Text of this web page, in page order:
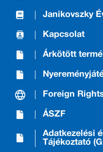
Janikovszky
Kapcsolat
Árkötött
Foreign
ÁSZF
Adatkezelési
Tájékoztató